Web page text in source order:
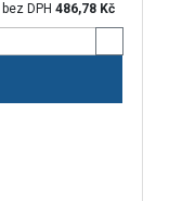
bez DPH 486,78 Kč